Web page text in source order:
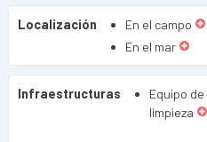
Localización En el campo
En el mar
Infraestructuras
Equipo de
limpieza